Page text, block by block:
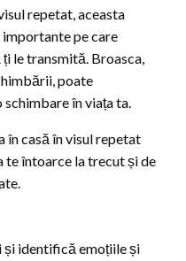
repetat, aceasta
importante pe care
le transmită. Broasca,
poate
schimbare în viața ta.
în casă în visul repetat
te întoarce la trecut și de
și identifică emoțiile și